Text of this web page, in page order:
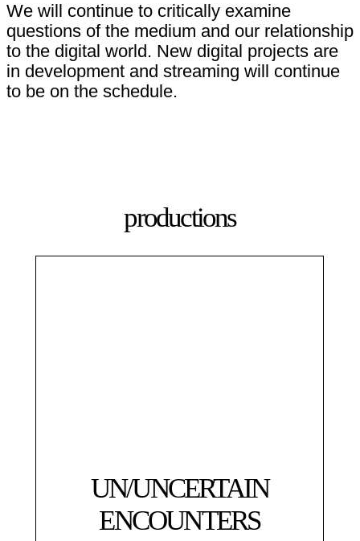
We will continue to critically examine
questions of the medium and our relationship
to the digital world. New digital projects are
in development and streaming will continue
to be on the schedule.
productions
UN/UNCERTAIN
ENCOUNTERS